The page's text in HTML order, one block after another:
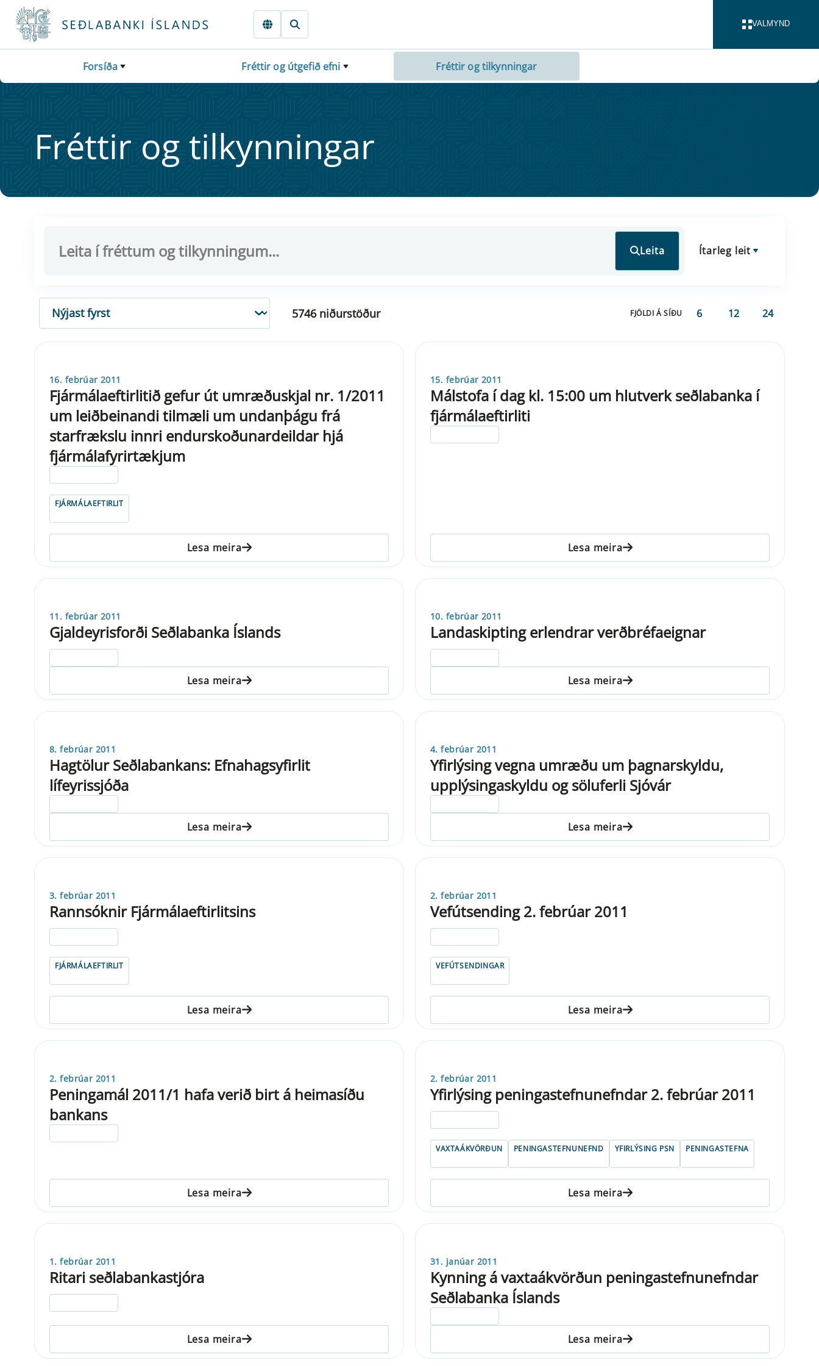
Fara beint í Meginmál
VALMYND
Forsíða Fréttir og útgefið efni Fréttir og tilkynningar
Frétt­ir og til­kynn­ing­ar
Leita Ítarleg leit
RÖÐUN
5746 niðurstöður FJÖLDI Á SÍÐU 6 12 24
16. febrúar 2011
Fjármálaeftirlitið gefur út umræðuskjal nr. 1/2011
um leiðbeinandi tilmæli um undanþágu frá
starfrækslu innri endurskoðunardeildar hjá
fjármálafyrirtækjum
FJÁRMÁLAEFTIRLIT
Lesa meira
15. febrúar 2011
Málstofa í dag kl. 15:00 um hlutverk seðlabanka í
fjármálaeftirliti
Lesa meira
11. febrúar 2011
Gjaldeyrisforði Seðlabanka Íslands
Lesa meira
10. febrúar 2011
Landaskipting erlendrar verðbréfaeignar
Lesa meira
8. febrúar 2011
Hagtölur Seðlabankans: Efnahagsyfirlit
lífeyrissjóða
Lesa meira
4. febrúar 2011
Yfirlýsing vegna umræðu um þagnarskyldu,
upplýsingaskyldu og söluferli Sjóvár
Lesa meira
3. febrúar 2011
Rannsóknir Fjármálaeftirlitsins
FJÁRMÁLAEFTIRLIT
Lesa meira
2. febrúar 2011
Vefútsending 2. febrúar 2011
VEFÚTSENDINGAR
Lesa meira
2. febrúar 2011
Peningamál 2011/1 hafa verið birt á heimasíðu
bankans
Lesa meira
2. febrúar 2011
Yfirlýsing peningastefnunefndar 2. febrúar 2011
VAXTAÁKVÖRÐUN PENINGASTEFNUNEFND YFIRLÝSING PSN PENINGASTEFNA
Lesa meira
1. febrúar 2011
Ritari seðlabankastjóra
Lesa meira
31. janúar 2011
Kynning á vaxtaákvörðun peningastefnunefndar
Seðlabanka Íslands
Lesa meira